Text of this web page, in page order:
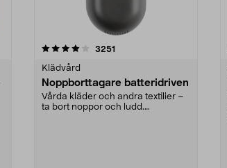
3251
Klädvård
Noppborttagare batteridriven
Vårda kläder och andra textilier –
ta bort noppor och ludd.
4.5av 5 stjärnor